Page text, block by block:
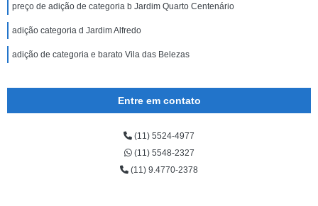
preço de adição de categoria b Jardim Quarto Centenário
adição categoria d Jardim Alfredo
adição de categoria e barato Vila das Belezas
Entre em contato
(11) 5524-4977
(11) 5548-2327
(11) 9.4770-2378